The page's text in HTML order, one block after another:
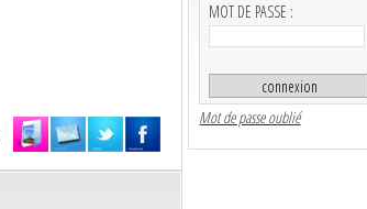
MOT DE PASSE :
Mot de passe oublié